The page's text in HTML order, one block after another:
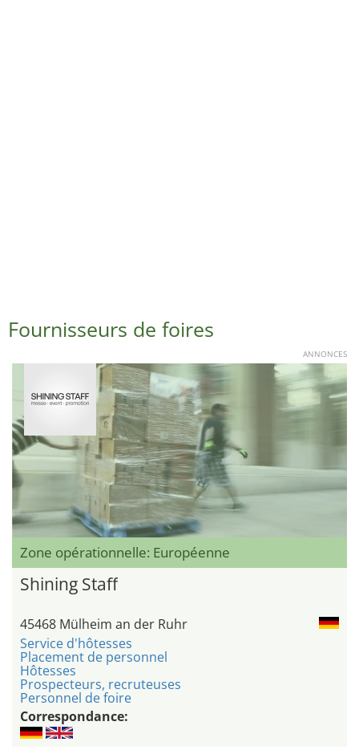
Fournisseurs de foires
ANNONCES
Zone opérationnelle: Européenne
Shining Staff
45468 Mülheim an der Ruhr
Service d'hôtesses
Placement de personnel
Hôtesses
Prospecteurs, recruteuses
Personnel de foire
Correspondance: